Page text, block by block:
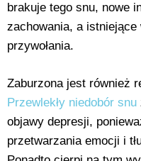
brakuje tego snu, nowe
zachowania, a
przywołania.
Zaburzona jest również
Przewlekły niedobór snu
objawy depresji,
przetwarzania emocji i